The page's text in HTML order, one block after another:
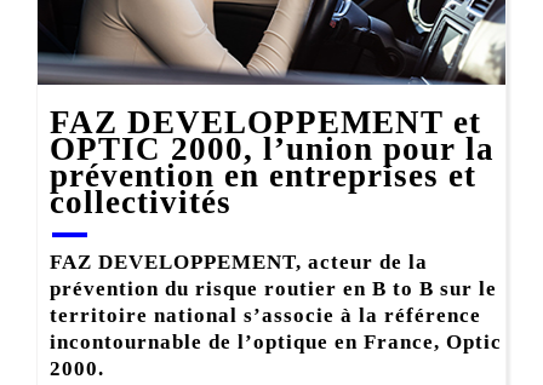
FAZ DEVELOPPEMENT et
OPTIC 2000, l’union pour la
prévention en entreprises et
collectivités
FAZ DEVELOPPEMENT, acteur de la
prévention du risque routier en B to B sur le
territoire national s’associe à la référence
incontournable de l’optique en France, Optic
2000.